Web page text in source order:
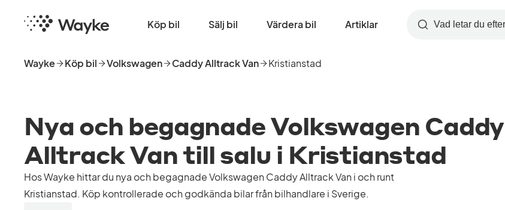
huvudinnehåll
Startsida Köp bil Sälj bil Värdera bil Artiklar Sök
Wayke Köp bil Volkswagen Caddy Alltrack Van Kristianstad
Nya och begagnade Volkswagen Caddy
Alltrack Van till salu i Kristianstad
Hos Wayke hittar du nya och begagnade Volkswagen Caddy Alltrack Van i och runt
Kristianstad. Köp kontrollerade och godkända bilar från bilhandlare i Sverige.